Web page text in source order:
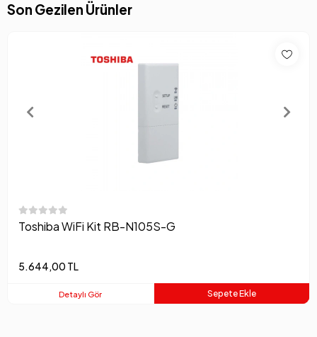
Son Gezilen Ürünler
Toshiba WiFi Kit RB-N105S-G
5.644,00 TL
Detaylı Gör Sepete Ekle